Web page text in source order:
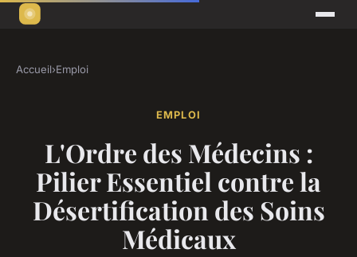
Accueil›Emploi
EMPLOI
L'Ordre des Médecins :
Pilier Essentiel contre la
Désertification des Soins
Médicaux